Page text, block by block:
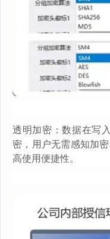
透明加密：数据在写
密，用户无需感知加
高使用便捷性。